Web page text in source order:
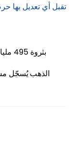
تقبل أي تعديل بها
الذهب يُسجّل